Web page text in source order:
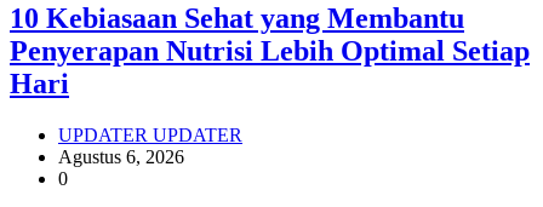
10 Kebiasaan Sehat yang Membantu
Penyerapan Nutrisi Lebih Optimal Setiap
Hari
UPDATER UPDATER
Agustus 6, 2026
0